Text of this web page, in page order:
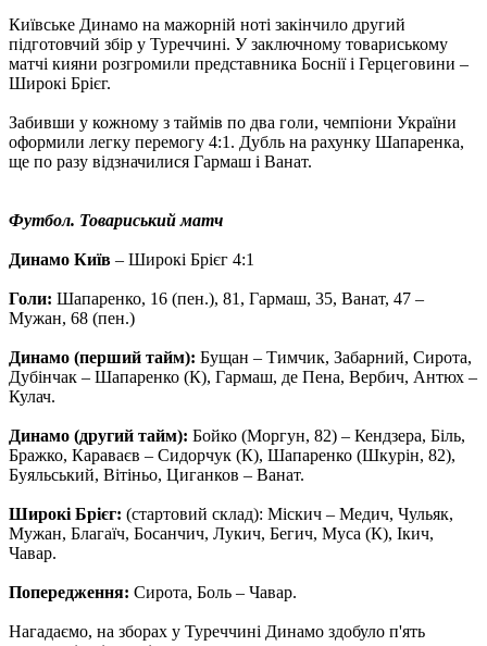
Київське Динамо на мажорній ноті закінчило другий
підготовчий збір у Туреччині. У заключному товариському
матчі кияни розгромили представника Боснії і Герцеговини –
Широкі Брієг.
Забивши у кожному з таймів по два голи, чемпіони України
оформили легку перемогу 4:1. Дубль на рахунку Шапаренка,
ще по разу відзначилися Гармаш і Ванат.
Футбол. Товариський матч
Динамо Київ – Широкі Брієг 4:1
Голи: Шапаренко, 16 (пен.), 81, Гармаш, 35, Ванат, 47 –
Мужан, 68 (пен.)
Динамо (перший тайм): Бущан – Тимчик, Забарний, Сирота,
Дубінчак – Шапаренко (К), Гармаш, де Пена, Вербич, Антюх –
Кулач.
Динамо (другий тайм): Бойко (Моргун, 82) – Кендзера, Біль,
Бражко, Караваєв – Сидорчук (К), Шапаренко (Шкурін, 82),
Буяльський, Вітіньо, Циганков – Ванат.
Широкі Брієг: (стартовий склад): Міскич – Медич, Чульяк,
Мужан, Благаїч, Босанчич, Лукич, Бегич, Муса (К), Ікич,
Чавар.
Попередження: Сирота, Боль – Чавар.
Нагадаємо, на зборах у Туреччині Динамо здобуло п'ять